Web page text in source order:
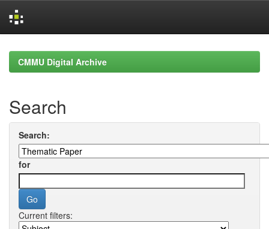
navigationCMMU Digital Archive
Search
Search:
for
Current filters: